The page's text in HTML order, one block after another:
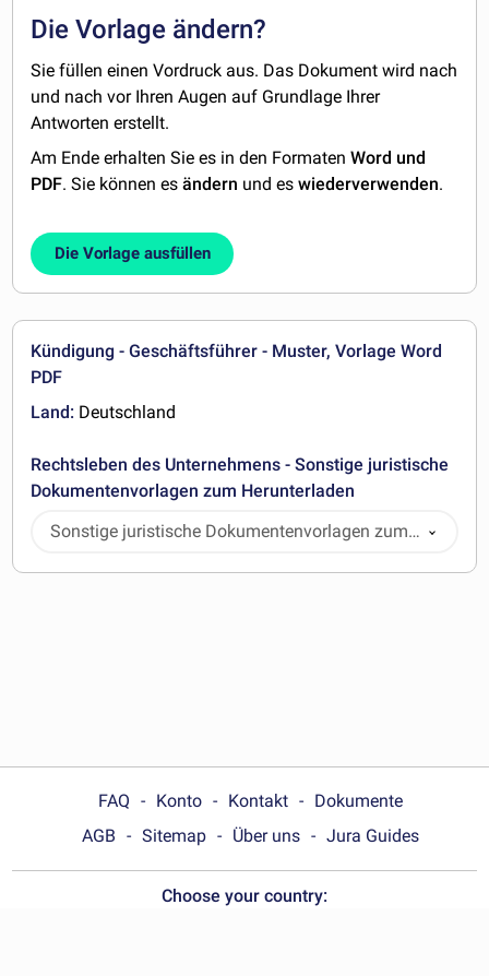
Die Vorlage ändern?
Sie füllen einen Vordruck aus. Das Dokument wird nach
und nach vor Ihren Augen auf Grundlage Ihrer
Antworten erstellt.
Am Ende erhalten Sie es in den FormatenWord und
PDF. Sie können esändern und eswiederverwenden.
Die Vorlage ausfüllen
Kündigung - Geschäftsführer - Muster, Vorlage Word
PDF
Land: Deutschland
Rechtsleben des Unternehmens - Sonstige juristische
Dokumentenvorlagen zum Herunterladen
Sonstige juristische Dokumentenvorlagen zum
Herunterladen
FAQ Konto Kontakt
Dokumente
AGB
Sitemap Über uns Jura Guides
Choose your country: